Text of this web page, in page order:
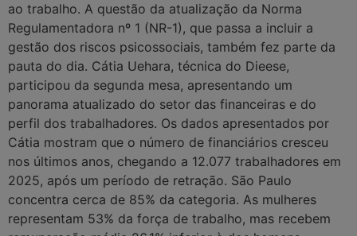
ao trabalho. A questão da atualização da Norma
Regulamentadora nº 1 (NR-1), que passa a incluir a
gestão dos riscos psicossociais, também fez parte da
pauta do dia. Cátia Uehara, técnica do Dieese,
participou da segunda mesa, apresentando um
panorama atualizado do setor das financeiras e do
perfil dos trabalhadores. Os dados apresentados por
Cátia mostram que o número de financiários cresceu
nos últimos anos, chegando a 12.077 trabalhadores em
2025, após um período de retração. São Paulo
concentra cerca de 85% da categoria. As mulheres
representam 53% da força de trabalho, mas recebem